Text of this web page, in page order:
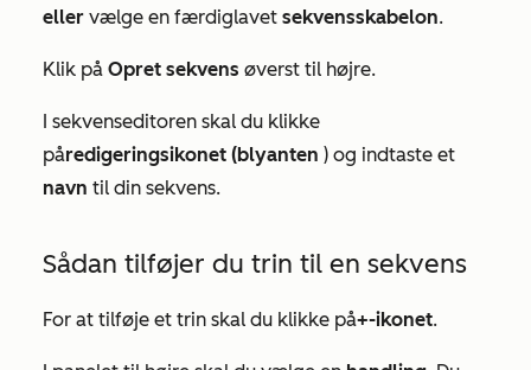
eller vælge en færdiglavet sekvensskabelon.
Klik på Opret sekvens øverst til højre.
I sekvenseditoren skal du klikke
påredigeringsikonet (blyanten ) og indtaste et
navn til din sekvens.
Sådan tilføjer du trin til en sekvens
For at tilføje et trin skal du klikke på+-ikonet.